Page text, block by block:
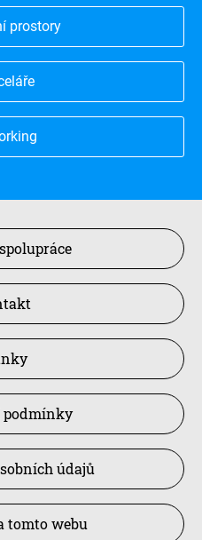
prostory
podmínky
údajů
tomto webu